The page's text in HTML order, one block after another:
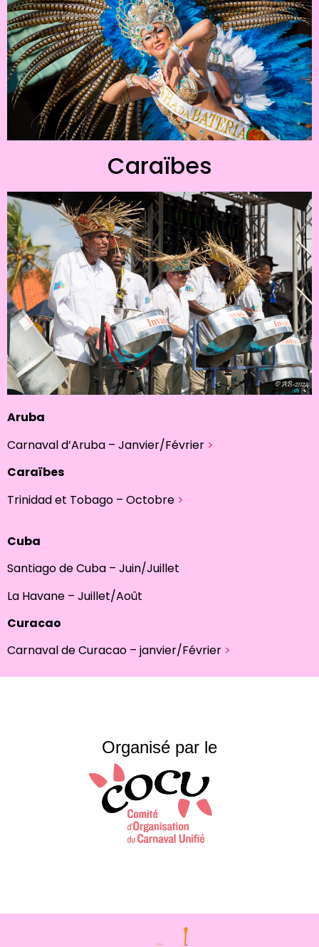
Caraïbes
Aruba
Carnaval d’Aruba – Janvier/Février >
Caraïbes
Trinidad et Tobago – Octobre >
Cuba
Santiago de Cuba – Juin/Juillet
La Havane – Juillet/Août
Curacao
Carnaval de Curacao – janvier/Février >
Organisé par le